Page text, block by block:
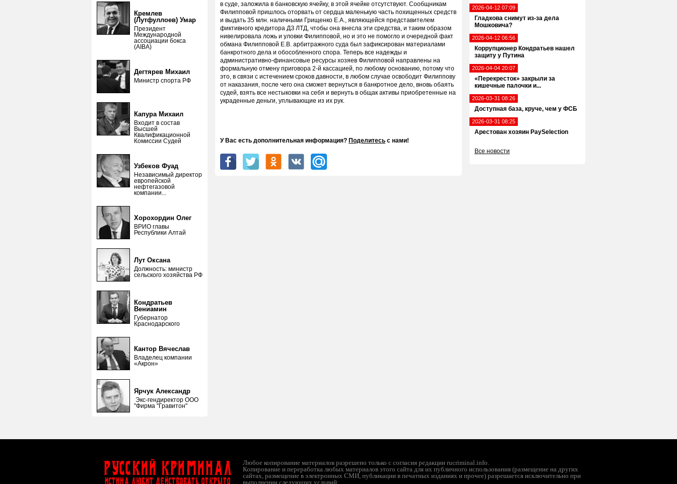
2026-04-12 07:09
Гладкова снимут из-за дела
Мошковича?
2026-04-12 06:56
Коррупционер Кондратьев нашел
защиту у Путина
2026-04-04 20:07
«Перекресток» закрыли за
кишечные палочки и...
2026-03-31 08:26
Доступная база, круче, чем у ФСБ
2026-03-31 08:25
Арестован хозяин PaySelection
Все новости
Кремлев
(Лутфуллоев) Умар
Президент
Международной
ассоциации бокса
(AIBA)
Дегтярев Михаил
Министр спорта РФ
Капура Михаил
Входит в состав
Высшей
Квалификационной
Комиссии Судей
Узбеков Фуад
Независимый директор
европейской
нефтегазовой
компании...
Хорохордин Олег
ВРИО главы
Республики Алтай
Лут Оксана
Должность: министр
сельского хозяйства РФ
Кондратьев
Вениамин
Губернатор
Краснодарского
Кантор Вячеслав
Владелец компании
«Акрон»
Ярчук Александр
Экс-гендиректор ООО
"Фирма "Гравитон"
в суде, заложила в банковскую ячейку, в этой ячейке отсутствуют. Сообщникам
Филипповой пришлось оторвать от сердца маленькую часть похищенных средств
и выдать 35 млн. наличными Грищенко Е.А., являющейся представителем
фиктивного кредитора ДЗ ЛТД, чтобы она внесла эти средства, и таким образом
нивелировала ложь и уловки Филипповой, но и это не помогло и очередной факт
обмана Филипповой Е.В. арбитражного суда был зафиксирован материалами
банкротного дела и обособленного спора. Теперь все надежды и
административно-финансовые ресурсы хозяев Филипповой направлены на
формальную отмену приговора 2-й кассацией, по любому основанию, потому что
это, в связи с истечением сроков давности, в любом случае освободит Филиппову
от наказания, после чего она сможет вернуться в банкротное дело, вновь обаять
судей, взять все нестыковки на себя и вернуть в общак активы приобретенные на
украденные деньги, уплывающие из их рук.
У Вас есть дополнительная информация? Поделитесь с нами!
Русский Криминал
ИСТИНА ЛЮБИТ ДЕЙСТВОВАТЬ ОТКРЫТО
Любое копирование материалов разрешено только с согласия редакции rucriminal.info.
Копирование и переработка любых материалов этого сайта для их публичного использования (размещение на других
сайтах, размещение в электронных СМИ, публикации в печатных изданиях и прочее) разрешается исключительно при
выполнении следующих условий: